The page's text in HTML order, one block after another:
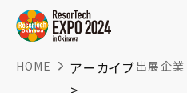
HOME
アーカイブ出展企業